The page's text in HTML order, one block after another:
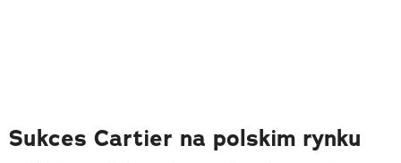
Sukces Cartier na polskim rynku